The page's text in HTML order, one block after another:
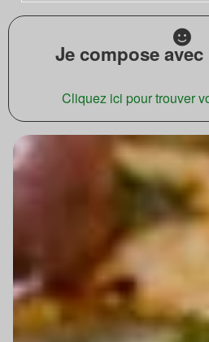
Je compose
Cliquez ici pour trouver